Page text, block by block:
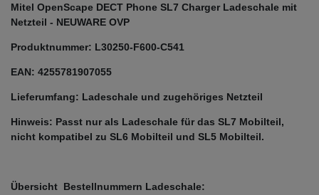
Mitel OpenScape DECT Phone SL7 Charger Ladeschale mit
Netzteil - NEUWARE OVP
Produktnummer: L30250-F600-C541
EAN: 4255781907055
Lieferumfang: Ladeschale und zugehöriges Netzteil
Hinweis: Passt nur als Ladeschale für das SL7 Mobilteil,
nicht kompatibel zu SL6 Mobilteil und SL5 Mobilteil.
Übersicht Bestellnummern Ladeschale: